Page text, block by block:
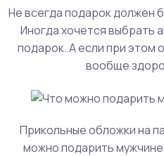
Не всегда подарок должен
Иногда хочется выбрать
подарок. А если при этом
вообще
Прикольные обложки на
можно подарить